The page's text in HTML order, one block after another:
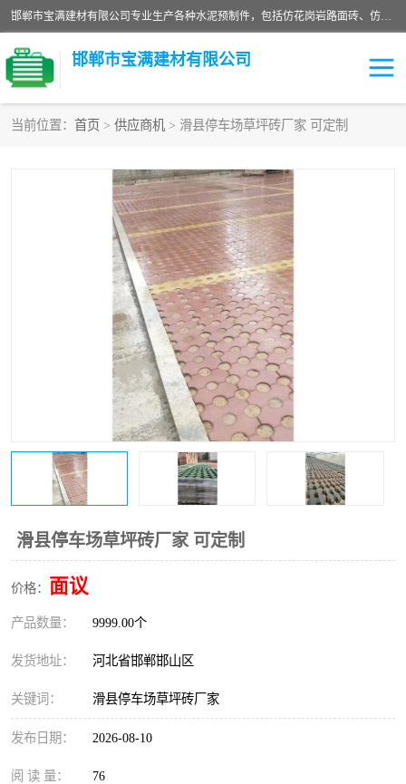
邯郸市宝满建材有限公司专业生产各种水泥预制件，包括仿花岗岩路面砖、仿花岗岩人行道砖、仿花岗岩路侧石、烧结砖、植草砖、码头砖连锁块、仿花岗岩路侧石、沙井盖、水泥盖板等各种水泥制品
邯郸市宝满建材有限公司
当前位置： 首页 > 供应商机 > 滑县停车场草坪砖厂家 可定制
滑县停车场草坪砖厂家 可定制
价格： 面议
产品数量： 9999.00个
发货地址： 河北省邯郸邯山区
关键词： 滑县停车场草坪砖厂家
发布日期： 2026-08-10
阅 读 量： 76
混凝土路沿石
便道砖
花岗岩路岩石 盲道砖
pc仿石砖